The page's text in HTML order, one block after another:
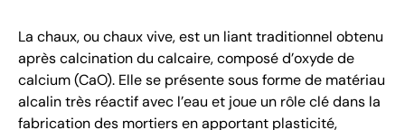
La chaux, ou chaux vive, est un liant traditionnel obtenu
après calcination du calcaire, composé d’oxyde de
calcium (CaO). Elle se présente sous forme de matériau
alcalin très réactif avec l’eau et joue un rôle clé dans la
fabrication des mortiers en apportant plasticité,